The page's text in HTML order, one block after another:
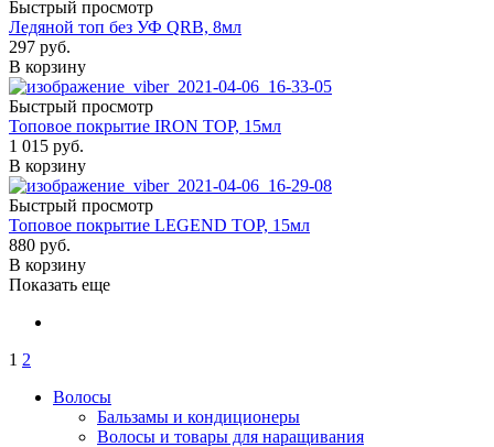
Быстрый просмотр
Ледяной топ без УФ QRB, 8мл
297 руб.
В корзину
Быстрый просмотр
Топовое покрытие IRON TOP, 15мл
1 015 руб.
В корзину
Быстрый просмотр
Топовое покрытие LEGEND TOP, 15мл
880 руб.
В корзину
Показать еще
1 2
Волосы
Бальзамы и кондиционеры
Волосы и товары для наращивания